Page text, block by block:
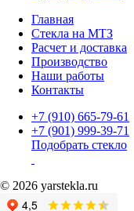
Главная
Стекла на МТЗ
Расчет и доставка
Производство
Наши работы
Контакты
+7 (910) 665-79-61
+7 (901) 999-39-71
Подобрать стекло
© 2026 yarstekla.ru